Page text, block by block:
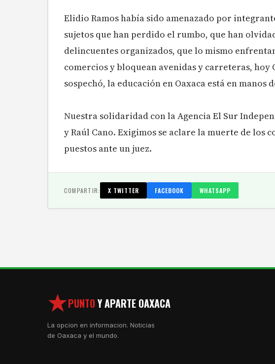
Elidio Ramos había sido amenazado por
sujetos que han perdido el rumbo, que han
delincuentes organizados, que lo mismo
comercios y bloquean avenidas y carreteras, hoy
sospechó, la educación en Oaxaca está en manos
Nuestra solidaridad con la Agencia El Sur
y Raúl Cano. Exigimos se aclare la muerte de los
puestos ante un juez.
COMPARTIR: X TWITTER FACEBOOK WHATSAPP
PUNTOY APARTE OAXACA
La opcion en informacion. Noticias
de Oaxaca y el mundo.